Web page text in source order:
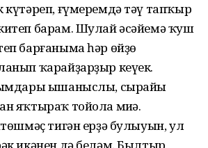
ғүмеремдә тәү тапҡыр
барам. Шулай әсәйемә ҡуш
барғаныма һәр өйҙөң
ҡарайҙарҙыр кеүек.
ышаныслы, сырайы
яҡтыраҡ тойола миңә.
тигән ерҙә булыуын, ул